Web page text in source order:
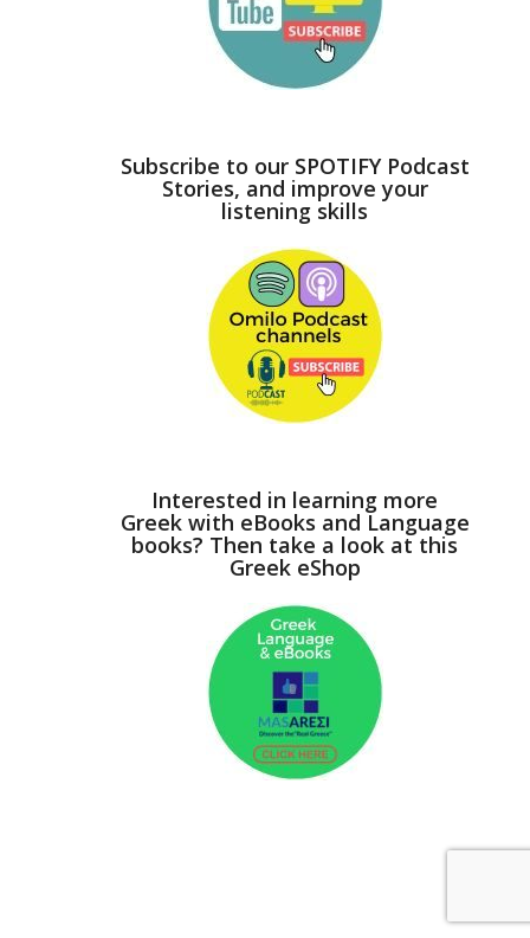
Subscribe to our SPOTIFY Podcast
Stories, and improve your
listening skills
Interested in learning more
Greek with eBooks and Language
books? Then take a look at this
Greek eShop